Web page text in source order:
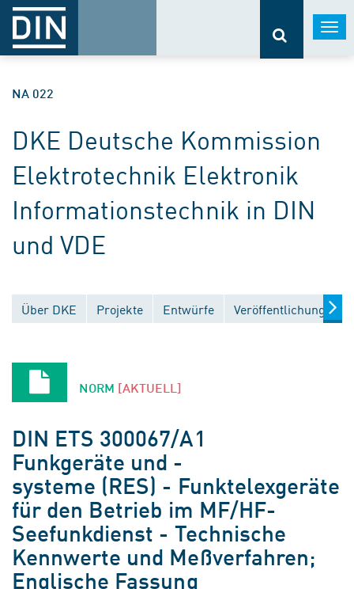
NA 022
DKE Deutsche Kommission
Elektrotechnik Elektronik
Informationstechnik in DIN
und VDE
Über DKE Projekte Entwürfe Veröffentlichungen
NORM [AKTUELL]
DIN ETS 300067/A1
Funkgeräte und -
systeme (RES) - Funktelexgeräte
für den Betrieb im MF/HF-
Seefunkdienst - Technische
Kennwerte und Meßverfahren;
Englische Fassung